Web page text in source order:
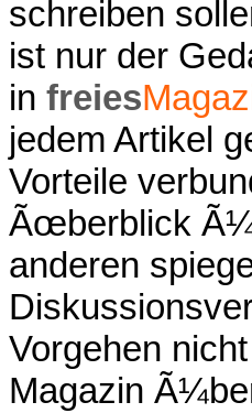
schreiben
ist nur der
in freies
jedem Artikel
Vorteile
Ãœberblick
anderen
Vorgehen
Magazin